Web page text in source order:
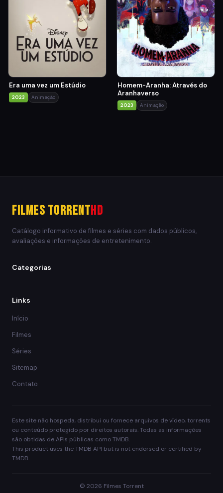
Era uma vez um Estúdio
2023 Animação
Homem-Aranha: Através do
Aranhaverso
2023 Animação
Filmes TorrentHD
Catálogo informativo de filmes e séries com dados públicos,
avaliações e informações de entretenimento.
Categorias
Links
Início
Filmes
Séries
Sitemap
Contato
Este site não hospeda, distribui ou fornece arquivos de vídeo, torrents
ou conteúdo protegido por direitos autorais. Todas as informações
são obtidas de APIs públicas como TMDB.
This product uses the TMDB API but is not endorsed or certified by
TMDB.
© 2026 Filmes Torrent